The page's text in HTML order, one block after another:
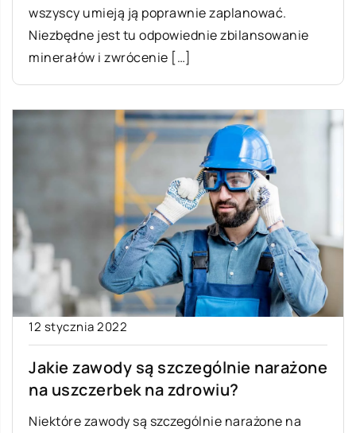
wszyscy umieją ją poprawnie zaplanować.
Niezbędne jest tu odpowiednie zbilansowanie
minerałów i zwrócenie […]
12 stycznia 2022
Jakie zawody są szczególnie narażone
na uszczerbek na zdrowiu?
Niektóre zawody są szczególnie narażone na